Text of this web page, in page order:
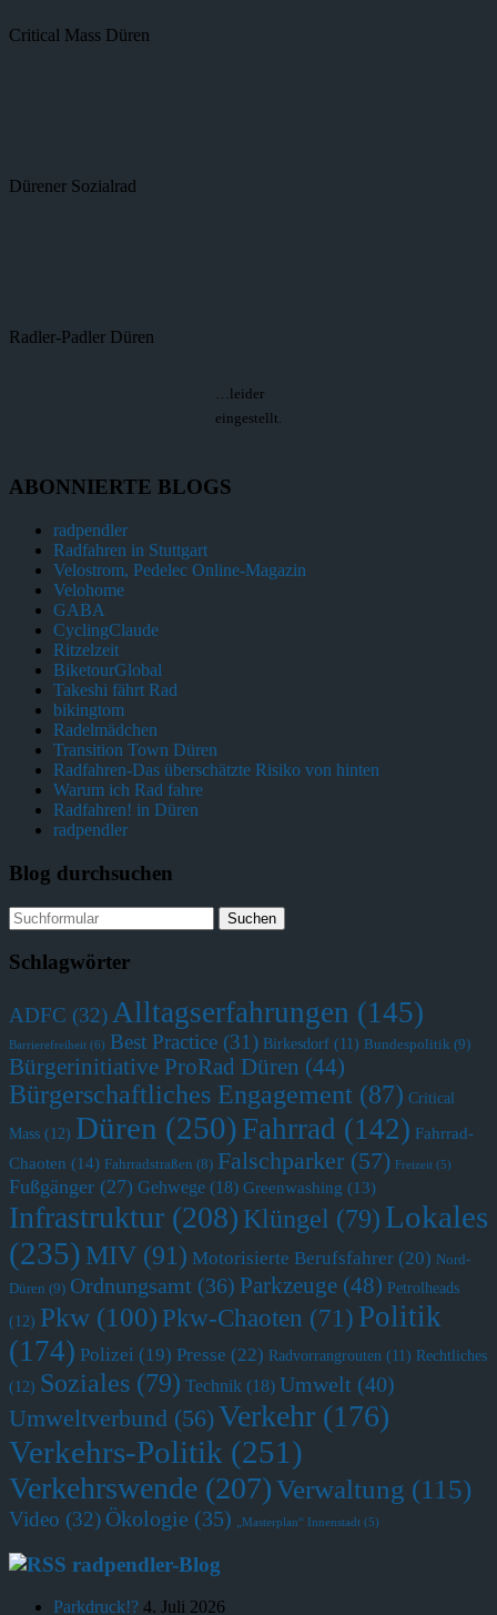
Critical Mass Düren
Dürener Sozialrad
Radler-Padler Düren
…leider
eingestellt.
ABONNIERTE BLOGS
radpendler
Radfahren in Stuttgart
Velostrom, Pedelec Online-Magazin
Velohome
GABA
CyclingClaude
Ritzelzeit
BiketourGlobal
Takeshi fährt Rad
bikingtom
Radelmädchen
Transition Town Düren
Radfahren-Das überschätzte Risiko von hinten
Warum ich Rad fahre
Radfahren! in Düren
radpendler
Blog durchsuchen
Schlagwörter
ADFC (32)Alltagserfahrungen (145)
Barrierefreiheit (6) Best Practice (31) Birkesdorf (11) Bundespolitik (9)
Bürgerinitiative ProRad Düren (44)
Bürgerschaftliches Engagement (87) Critical
Mass (12) Düren (250) Fahrrad (142) Fahrrad-
Chaoten (14) Fahrradstraßen (8) Falschparker (57) Freizeit (5)
Fußgänger (27) Gehwege (18) Greenwashing (13)
Infrastruktur (208) Klüngel (79) Lokales
(235) MIV (91) Motorisierte Berufsfahrer (20) Nord-
Düren (9) Ordnungsamt (36) Parkzeuge (48) Petrolheads
(12) Pkw (100) Pkw-Chaoten (71) Politik
(174) Polizei (19) Presse (22) Radvorrangrouten (11) Rechtliches
(12) Soziales (79) Technik (18) Umwelt (40)
Umweltverbund (56)Verkehr (176)
Verkehrs-Politik (251)
Verkehrswende (207)Verwaltung (115)
Video (32) Ökologie (35) „Masterplan“ Innenstadt (5)
radpendler-Blog
Parkdruck!? 4. Juli 2026